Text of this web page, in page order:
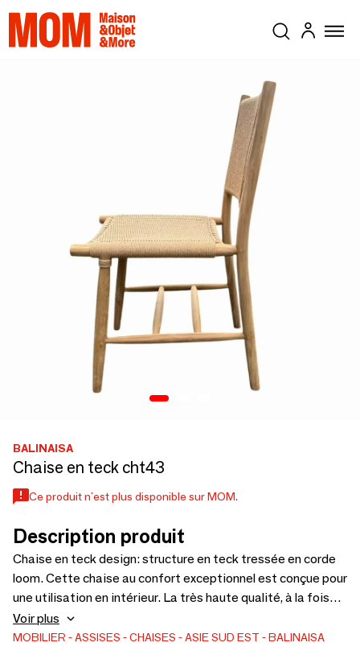
BALINAISA
Chaise en teck cht43
Ce produit n'est plus disponible sur MOM.
Description produit
Chaise en teck design: structure en teck tressée en corde
loom. Cette chaise au confort exceptionnel est conçue pour
une utilisation en intérieur. La très haute qualité, à la fois
des matériaux, de la conception et du design, vous assurent
l'acquisition d'une chaise d'exception qui durera dans le
Voir plus
MOBILIER ASSISES CHAISES ASIE SUD EST BALINAISA